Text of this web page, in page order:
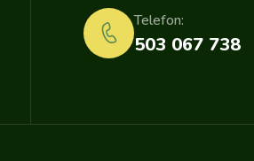
503 067 738
Telefon: